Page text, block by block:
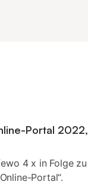
Portal 2022,
4 x in Folge zu
Portal“.